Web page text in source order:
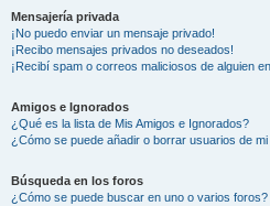
Mensajería privada
¡No puedo enviar un mensaje privado!
¡Recibo mensajes privados no deseados!
¡Recibí spam o correos maliciosos de alguien
Amigos e Ignorados
¿Qué es la lista de Mis Amigos e Ignorados?
¿Cómo se puede añadir o borrar usuarios de
Búsqueda en los foros
¿Cómo se puede buscar en uno o varios foros?